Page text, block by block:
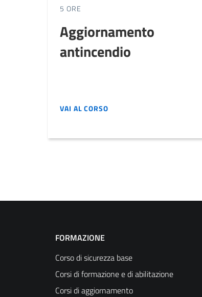
5 ORE
Aggiornamento
antincendio
VAI AL CORSO
FORMAZIONE
Corso di sicurezza base
Corsi di formazione e di abilitazione
Corsi di aggiornamento